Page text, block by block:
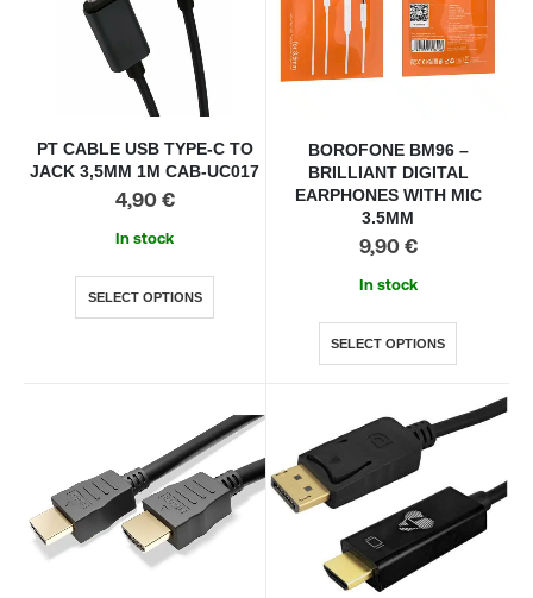
PT CABLE USB TYPE-C TO
JACK 3,5MM 1M CAB-UC017
4,90 €
In stock
SELECT OPTIONS
BOROFONE BM96 –
BRILLIANT DIGITAL
EARPHONES WITH MIC
3.5MM
9,90 €
In stock
SELECT OPTIONS